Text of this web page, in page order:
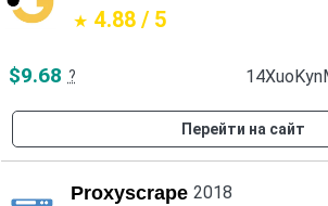
4.88 / 5
$9.68 ?
Перейти на сайт
Proxyscrape 2018